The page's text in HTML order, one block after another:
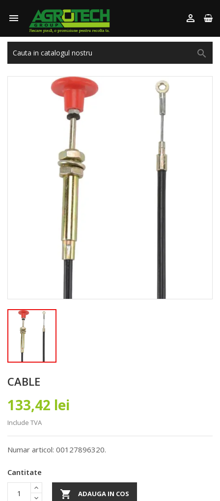
 

CABLE
133,42 lei
Include TVA
Numar articol: 00127896320.
Cantitate
 ADAUGA IN COS